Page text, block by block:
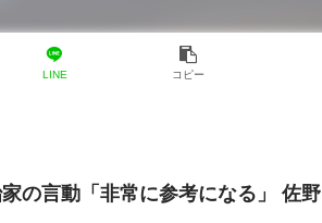
LINE コピー
の言動「非常に参考になる」 佐野